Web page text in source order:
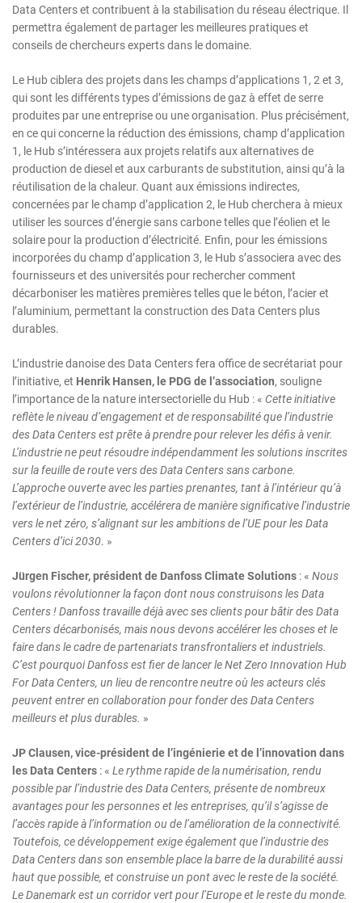
Data Centers et contribuent à la stabilisation du réseau électrique. Il
permettra également de partager les meilleures pratiques et
conseils de chercheurs experts dans le domaine.
Le Hub ciblera des projets dans les champs d’applications 1, 2 et 3,
qui sont les différents types d’émissions de gaz à effet de serre
produites par une entreprise ou une organisation. Plus précisément,
en ce qui concerne la réduction des émissions, champ d’application
1, le Hub s’intéressera aux projets relatifs aux alternatives de
production de diesel et aux carburants de substitution, ainsi qu’à la
réutilisation de la chaleur. Quant aux émissions indirectes,
concernées par le champ d’application 2, le Hub cherchera à mieux
utiliser les sources d’énergie sans carbone telles que l’éolien et le
solaire pour la production d’électricité. Enfin, pour les émissions
incorporées du champ d’application 3, le Hub s’associera avec des
fournisseurs et des universités pour rechercher comment
décarboniser les matières premières telles que le béton, l’acier et
l’aluminium, permettant la construction des Data Centers plus
durables.
L’industrie danoise des Data Centers fera office de secrétariat pour
l’initiative, et Henrik Hansen, le PDG de l’association, souligne
l’importance de la nature intersectorielle du Hub : « Cette initiative
reflète le niveau d’engagement et de responsabilité que l’industrie
des Data Centers est prête à prendre pour relever les défis à venir.
L’industrie ne peut résoudre indépendamment les solutions inscrites
sur la feuille de route vers des Data Centers sans carbone.
L’approche ouverte avec les parties prenantes, tant à l’intérieur qu’à
l’extérieur de l’industrie, accélérera de manière significative l’industrie
vers le net zéro, s’alignant sur les ambitions de l’UE pour les Data
Centers d’ici 2030. »
Jürgen Fischer, président de Danfoss Climate Solutions : « Nous
voulons révolutionner la façon dont nous construisons les Data
Centers ! Danfoss travaille déjà avec ses clients pour bâtir des Data
Centers décarbonisés, mais nous devons accélérer les choses et le
faire dans le cadre de partenariats transfrontaliers et industriels.
C’est pourquoi Danfoss est fier de lancer le Net Zero Innovation Hub
For Data Centers, un lieu de rencontre neutre où les acteurs clés
peuvent entrer en collaboration pour fonder des Data Centers
meilleurs et plus durables. »
JP Clausen, vice-président de l’ingénierie et de l’innovation dans
les Data Centers : « Le rythme rapide de la numérisation, rendu
possible par l’industrie des Data Centers, présente de nombreux
avantages pour les personnes et les entreprises, qu’il s’agisse de
l’accès rapide à l’information ou de l’amélioration de la connectivité.
Toutefois, ce développement exige également que l’industrie des
Data Centers dans son ensemble place la barre de la durabilité aussi
haut que possible, et construise un pont avec le reste de la société.
Le Danemark est un corridor vert pour l’Europe et le reste du monde.